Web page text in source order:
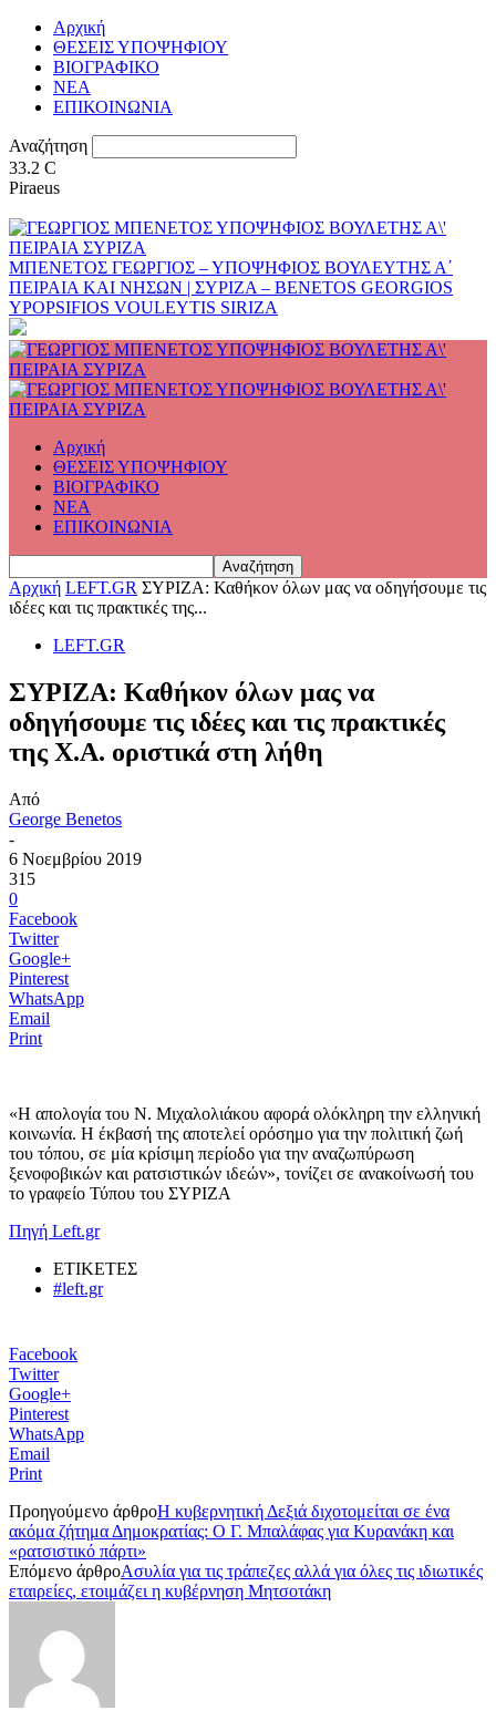
Αρχική
ΘΕΣΕΙΣ ΥΠΟΨΗΦΙΟΥ
ΒΙΟΓΡΑΦΙΚΟ
ΝΕΑ
ΕΠΙΚΟΙΝΩΝΙΑ
Αναζήτηση
33.2 C
Piraeus
ΜΠΕΝΕΤΟΣ ΓΕΩΡΓΙΟΣ – ΥΠΟΨΗΦΙΟΣ ΒΟΥΛΕΥΤΗΣ Α΄
ΠΕΙΡΑΙΑ ΚΑΙ ΝΗΣΩΝ | ΣΥΡΙΖΑ – BENETOS GEORGIOS
YPOPSIFIOS VOULEYTIS SIRIZA
Αρχική
ΘΕΣΕΙΣ ΥΠΟΨΗΦΙΟΥ
ΒΙΟΓΡΑΦΙΚΟ
ΝΕΑ
ΕΠΙΚΟΙΝΩΝΙΑ
Αρχική LEFT.GR ΣΥΡΙΖΑ: Καθήκον όλων μας να οδηγήσουμε τις
ιδέες και τις πρακτικές της...
LEFT.GR
ΣΥΡΙΖΑ: Καθήκον όλων μας να
οδηγήσουμε τις ιδέες και τις πρακτικές
της Χ.Α. οριστικά στη λήθη
Από
George Benetos
-
6 Νοεμβρίου 2019
315
0
Facebook
Twitter
Google+
Pinterest
WhatsApp
Email
Print
«Η απολογία του Ν. Μιχαλολιάκου αφορά ολόκληρη την ελληνική
κοινωνία. Η έκβασή της αποτελεί ορόσημο για την πολιτική ζωή
του τόπου, σε μία κρίσιμη περίοδο για την αναζωπύρωση
ξενοφοβικών και ρατσιστικών ιδεών», τονίζει σε ανακοίνωσή του
το γραφείο Τύπου του ΣΥΡΙΖΑ
Πηγή Left.gr
ΕΤΙΚΕΤΕΣ
#left.gr
Facebook
Twitter
Google+
Pinterest
WhatsApp
Email
Print
Προηγούμενο άρθροΗ κυβερνητική Δεξιά διχοτομείται σε ένα
ακόμα ζήτημα Δημοκρατίας: Ο Γ. Μπαλάφας για Κυρανάκη και
«ρατσιστικό πάρτι»
Επόμενο άρθροΑσυλία για τις τράπεζες αλλά για όλες τις ιδιωτικές
εταιρείες, ετοιμάζει η κυβέρνηση Μητσοτάκη